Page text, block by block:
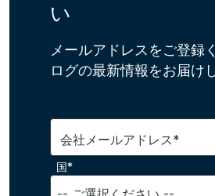
い
メールアドレスをご登録
ログの最新情報をお届け
会社メールアドレス*
国*